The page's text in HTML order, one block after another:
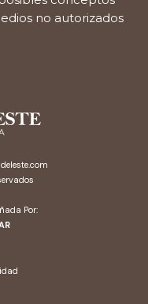
no autorizados
Por: